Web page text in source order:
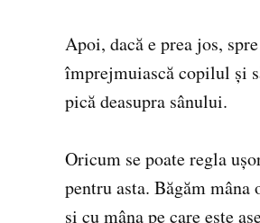
Apoi, dacă e prea jos,
împrejmuiască copilul și
pică deasupra sânului.
Oricum se poate regla
pentru asta. Băgăm
și cu mâna pe care este